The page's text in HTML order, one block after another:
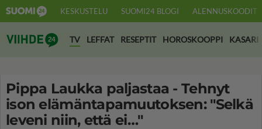
KESKUSTELU SUOMI24 BLOGI ALENNUSKOODIT
Suomi24 Viihde
TV LEFFAT RESEPTIT HOROSKOOPPI KASARI
Pippa Laukka paljastaa - Tehnyt
ison elämäntapamuutoksen: "Selkä
leveni niin, että ei…"